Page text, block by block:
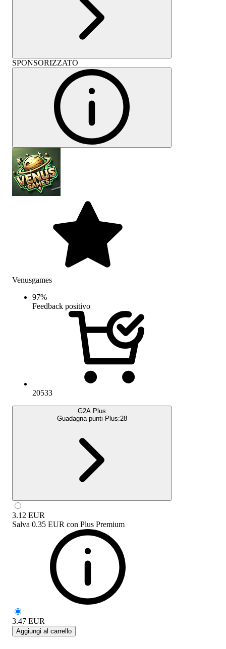
SPONSORIZZATO
Venusgames
97%
Feedback positivo
20533
G2A Plus
Guadagna punti Plus:28
3.12 EUR
Salva 0.35 EUR con Plus Premium
3.47 EUR
Aggiungi al carrello